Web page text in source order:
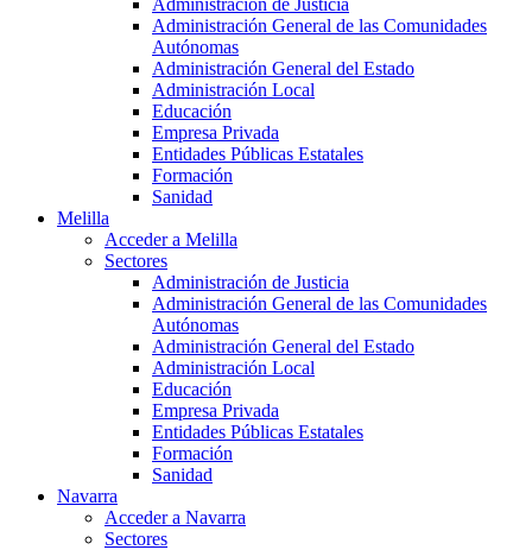
Administración de Justicia
Administración General de las Comunidades
Autónomas
Administración General del Estado
Administración Local
Educación
Empresa Privada
Entidades Públicas Estatales
Formación
Sanidad
Melilla
Acceder a Melilla
Sectores
Administración de Justicia
Administración General de las Comunidades
Autónomas
Administración General del Estado
Administración Local
Educación
Empresa Privada
Entidades Públicas Estatales
Formación
Sanidad
Navarra
Acceder a Navarra
Sectores